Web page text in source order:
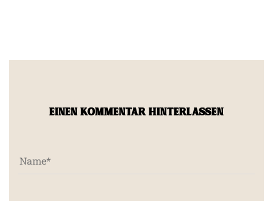
EINEN KOMMENTAR HINTERLASSEN